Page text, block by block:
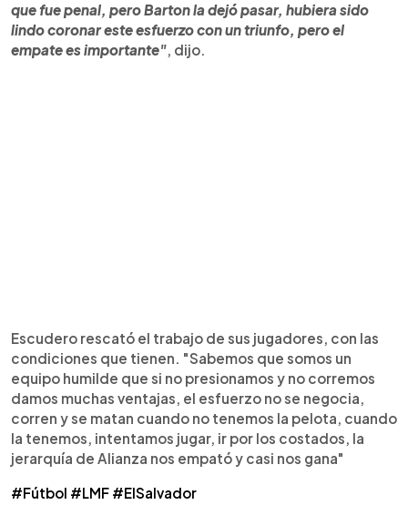
que fue penal, pero Barton la dejó pasar, hubiera sido
lindo coronar este esfuerzo con un triunfo, pero el
empate es importante", dijo.
Escudero rescató el trabajo de sus jugadores, con las
condiciones que tienen. "Sabemos que somos un
equipo humilde que si no presionamos y no corremos
damos muchas ventajas, el esfuerzo no se negocia,
corren y se matan cuando no tenemos la pelota, cuando
la tenemos, intentamos jugar, ir por los costados, la
jerarquía de Alianza nos empató y casi nos gana"
#Fútbol #LMF #ElSalvador